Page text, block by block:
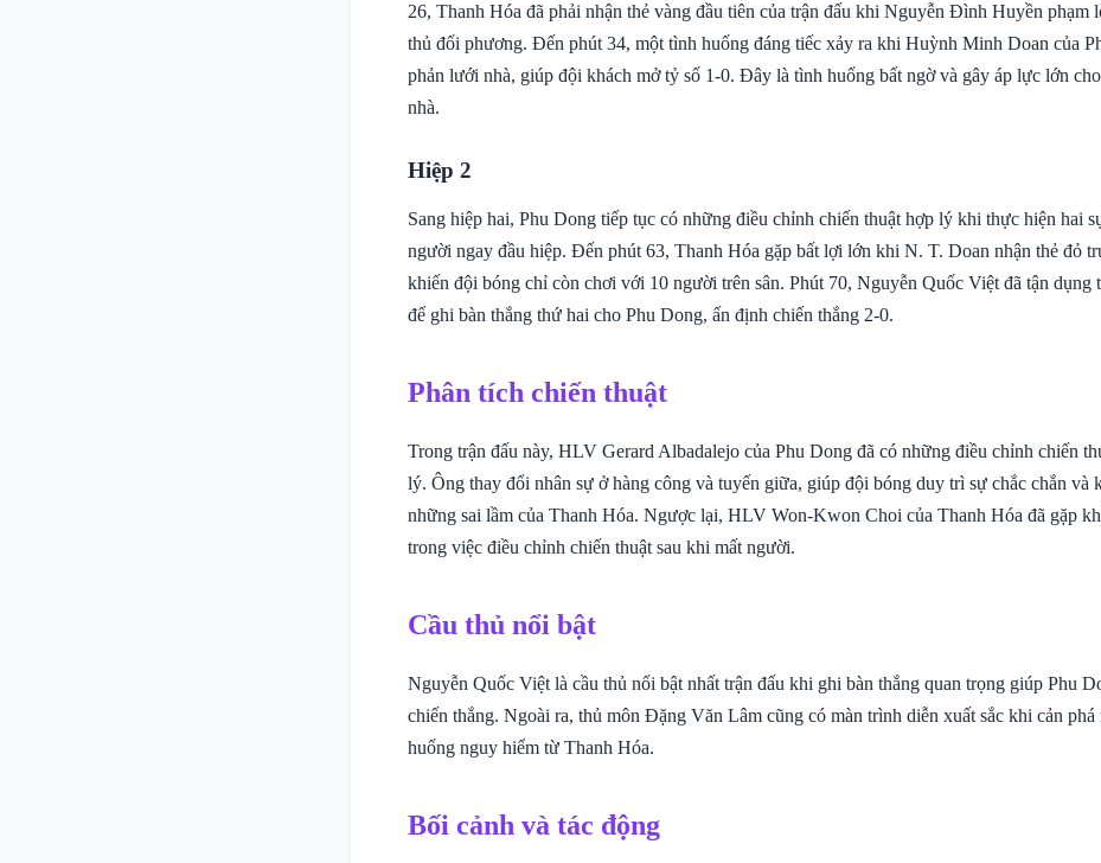
26, Thanh Hóa đã phải nhận thẻ vàng đầu tiên của trận đấu khi Nguyễn Đình Huyền phạm
thủ đối phương. Đến phút 34, một tình huống đáng tiếc xảy ra khi Huỳnh Minh Doan của
phản lưới nhà, giúp đội khách mở tỷ số 1-0. Đây là tình huống bất ngờ và gây áp lực lớn
nhà.
Hiệp 2
Sang hiệp hai, Phu Dong tiếp tục có những điều chỉnh chiến thuật hợp lý khi thực hiện hai
người ngay đầu hiệp. Đến phút 63, Thanh Hóa gặp bất lợi lớn khi N. T. Doan nhận thẻ đỏ
khiến đội bóng chỉ còn chơi với 10 người trên sân. Phút 70, Nguyễn Quốc Việt đã tận dụng
để ghi bàn thắng thứ hai cho Phu Dong, ấn định chiến thắng 2-0.
Phân tích chiến thuật
Trong trận đấu này, HLV Gerard Albadalejo của Phu Dong đã có những điều chỉnh chiến
lý. Ông thay đổi nhân sự ở hàng công và tuyến giữa, giúp đội bóng duy trì sự chắc chắn và
những sai lầm của Thanh Hóa. Ngược lại, HLV Won-Kwon Choi của Thanh Hóa đã gặp
trong việc điều chỉnh chiến thuật sau khi mất người.
Cầu thủ nổi bật
Nguyễn Quốc Việt là cầu thủ nổi bật nhất trận đấu khi ghi bàn thắng quan trọng giúp Phu
chiến thắng. Ngoài ra, thủ môn Đặng Văn Lâm cũng có màn trình diễn xuất sắc khi cản phá
huống nguy hiểm từ Thanh Hóa.
Bối cảnh và tác động